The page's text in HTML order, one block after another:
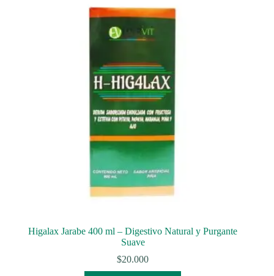
Higalax Jarabe 400 ml – Digestivo Natural y Purgante
Suave
$20.000